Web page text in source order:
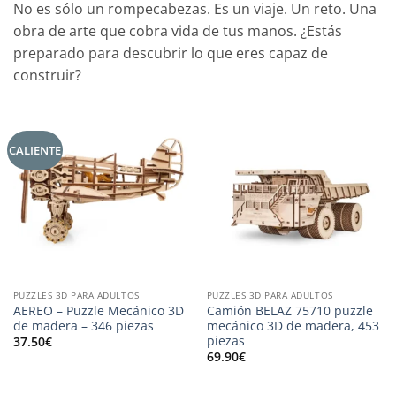
No es sólo un rompecabezas. Es un viaje. Un reto. Una
obra de arte que cobra vida de tus manos. ¿Estás
preparado para descubrir lo que eres capaz de
construir?
CALIENTE
PUZZLES 3D PARA ADULTOS
AEREO – Puzzle Mecánico 3D
de madera – 346 piezas
37.50€
PUZZLES 3D PARA ADULTOS
Camión BELAZ 75710 puzzle
mecánico 3D de madera, 453
piezas
69.90€